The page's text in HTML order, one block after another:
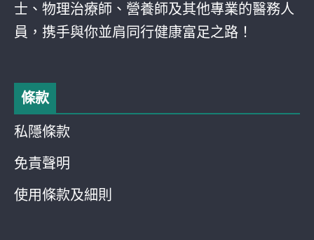
士、物理治療師、營養師及其他專業的醫務人
員，携手與你並肩同行健康富足之路！
條款
私隱條款
免責聲明
使用條款及細則